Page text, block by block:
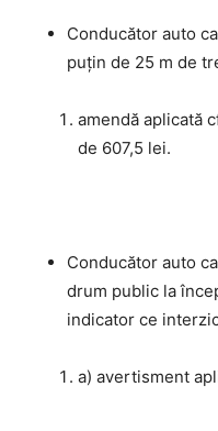
Conducător auto
puţin de 25 m de
amendă aplicată
de 607,5 lei.
Conducător auto
drum public la
indicator ce
a) avertisment